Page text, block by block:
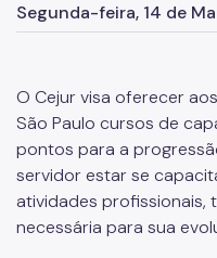
CEJUR Para Todos
Séries especiais
Aulas abertas
Escola Superior de
Segunda-feira, 14 de
O Cejur visa oferecer
São Paulo cursos de
pontos para a
servidor estar se
atividades profissionais,
necessária para sua